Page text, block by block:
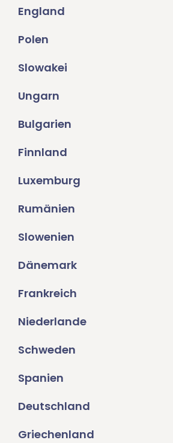
England
Polen
Slowakei
Ungarn
Bulgarien
Finnland
Luxemburg
Rumänien
Slowenien
Dänemark
Frankreich
Niederlande
Schweden
Spanien
Deutschland
Griechenland